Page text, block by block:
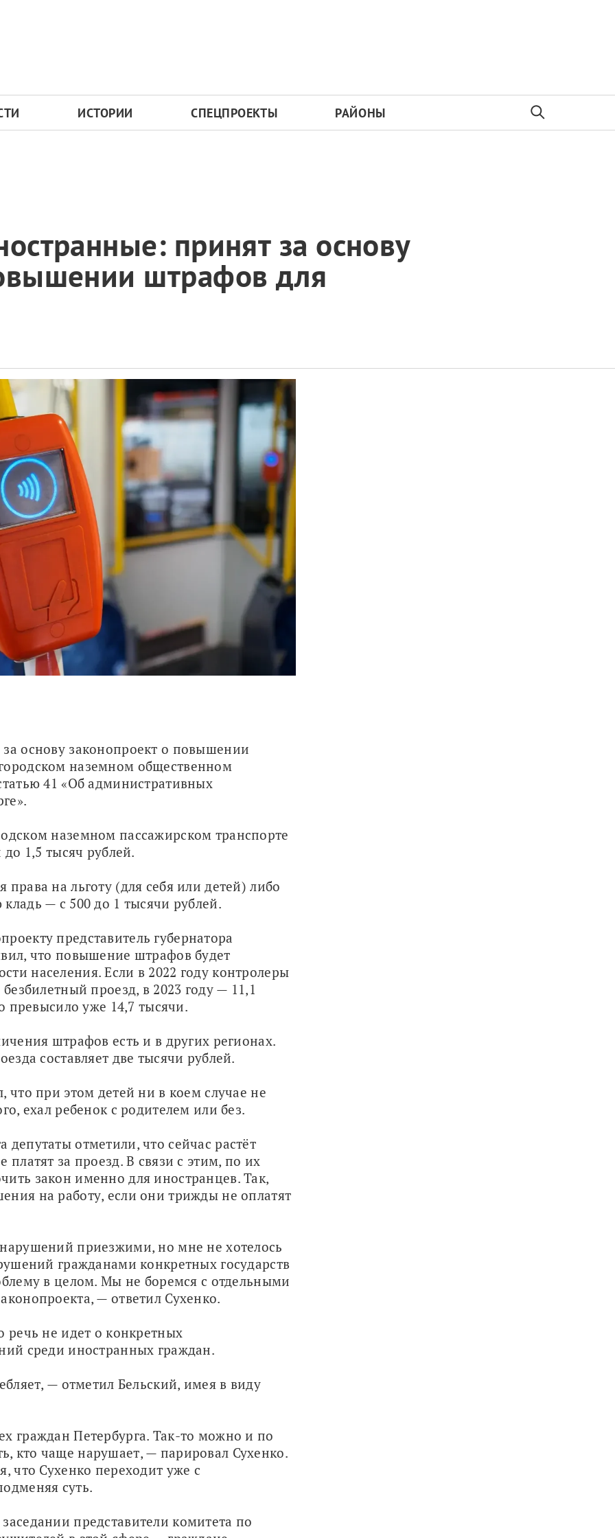
ИСТОРИИ СПЕЦПРОЕКТЫ РАЙОНЫ
принят за основу
штрафов для
основу законопроект о повышении
наземном общественном
41 «Об административных
наземном пассажирском транспорте
до 1,5 тысяч рублей.
на льготу (для себя или детей) либо
— с 500 до 1 тысячи рублей.
представитель губернатора
что повышение штрафов будет
населения. Если в 2022 году контролеры
проезд, в 2023 году — 11,1
превысило уже 14,7 тысячи.
штрафов есть и в других регионах.
составляет две тысячи рублей.
что при этом детей ни в коем случае не
ехал ребенок с родителем или без.
отметили, что сейчас растёт
платят за проезд. В связи с этим, по их
закон именно для иностранцев. Так,
на работу, если они трижды не оплатят
приезжими, но мне не хотелось
гражданами конкретных государств
в целом. Мы не боремся с отдельными
— ответил Сухенко.
речь не идет о конкретных
среди иностранных граждан.
— отметил Бельский, имея в виду
граждан Петербурга. Так-то можно и по
кто чаще нарушает, — парировал Сухенко.
что Сухенко переходит уже с
суть.
представители комитета по